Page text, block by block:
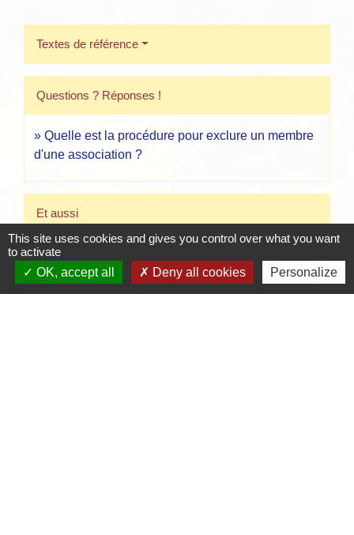
Textes de référence
Questions ? Réponses !
Quelle est la procédure pour exclure un membre
d'une association ?
Et aussi
Dirigeants et responsables d'une association
Fonctionnement d'une association
This site uses cookies and gives you control over what you want
to activate
OK, accept all
Deny all cookies Personalize